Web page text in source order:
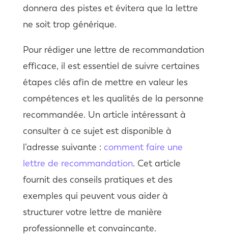
donnera des pistes et évitera que la lettre
ne soit trop générique.
Pour rédiger une lettre de recommandation
efficace, il est essentiel de suivre certaines
étapes clés afin de mettre en valeur les
compétences et les qualités de la personne
recommandée. Un article intéressant à
consulter à ce sujet est disponible à
l’adresse suivante : comment faire une
lettre de recommandation. Cet article
fournit des conseils pratiques et des
exemples qui peuvent vous aider à
structurer votre lettre de manière
professionnelle et convaincante.